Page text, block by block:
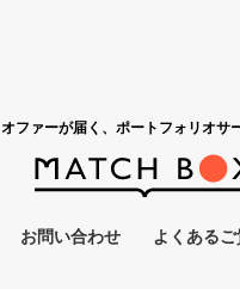
オファーが届く、ポートフォリオサ
お問い合わせ よくあるご